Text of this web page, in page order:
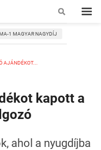
1 MAGYAR NAGYDÍJ
AJÁNDÉKOT...
kapott a
ahol a nyugdíjba